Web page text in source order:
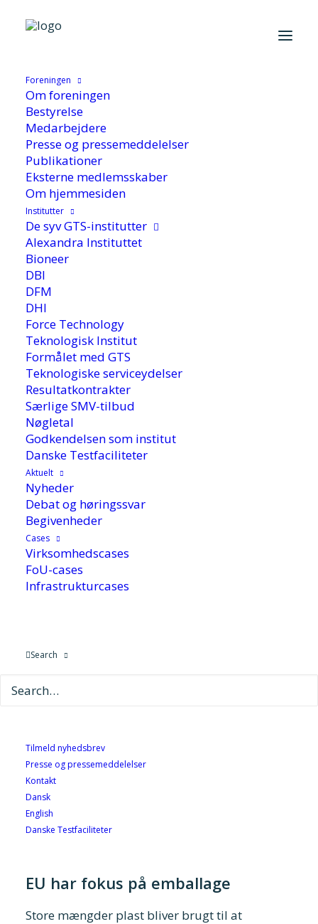
Foreningen
Om foreningen
Bestyrelse
Medarbejdere
Presse og pressemeddelelser
Publikationer
Eksterne medlemsskaber
Om hjemmesiden
Institutter
De syv GTS-institutter
Alexandra Instituttet
Bioneer
DBI
DFM
DHI
Force Technology
Teknologisk Institut
Formålet med GTS
Teknologiske serviceydelser
Resultatkontrakter
Særlige SMV-tilbud
Nøgletal
Godkendelsen som institut
Danske Testfaciliteter
Aktuelt
Nyheder
Debat og høringssvar
Begivenheder
Cases
Virksomhedscases
FoU-cases
Infrastrukturcases
Search
Tilmeld nyhedsbrev
Presse og pressemeddelelser
Kontakt
Dansk
English
Danske Testfaciliteter
Hjem/De syv GTS-Institutter
Genanvendelse af plast
fra fødevareemballage
11. februar 2019
En meget stor del af al plastemballage anvendes
til fødevarer. Der er derfor god fornuft i at
genanvende plasten til ny fødevareemballage.
Genanvendelse af emballageaffald er dog ikke
En af de store udfordringer ved at genanvende
plastemballage bliver til affald, bliver
emballager fra fx rengøringsmidler eller
shampoo og cremer, hvor indholdet af
parfume og andre stoffer kan trænge ind i
plasten. Det gør det svært at opnå en kvalitet,
der ikke er forurenet, men er god nok til at
EU har fokus på emballage
Store mængder plast bliver brugt til at